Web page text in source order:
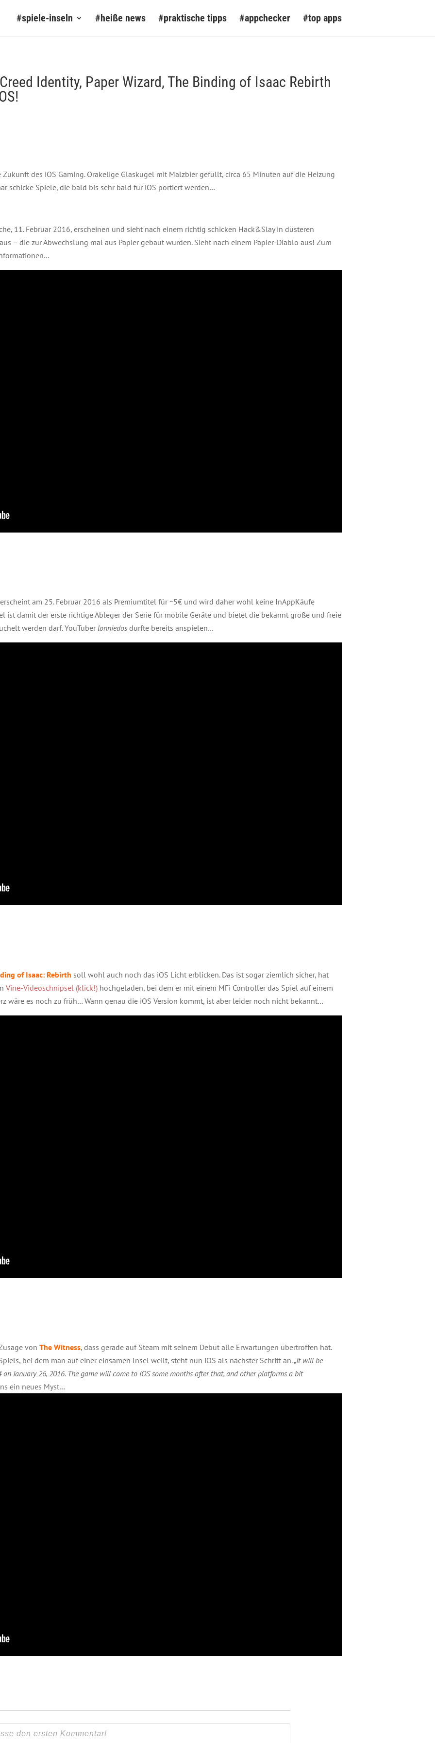
#spiele-inseln #heiße news #praktische tipps #appchecker #top apps
Identity, Paper Wizard, The Binding of Isaac Rebirth
des iOS Gaming. Orakelige Glaskugel mit Malzbier gefüllt, circa 65 Minuten auf die Heizung
schicke Spiele, die bald bis sehr bald für iOS portiert werden…
11. Februar 2016, erscheinen und sieht nach einem richtig schicken Hack&Slay in düsteren
– die zur Abwechslung mal aus Papier gebaut wurden. Sieht nach einem Papier-Diablo aus! Zum
am 25. Februar 2016 als Premiumtitel für ~5€ und wird daher wohl keine InAppKäufe
ist damit der erste richtige Ableger der Serie für mobile Geräte und bietet die bekannt große und freie
werden darf. YouTuber lonniedos durfte bereits anspielen…
of Isaac: Rebirth soll wohl auch noch das iOS Licht erblicken. Das ist sogar ziemlich sicher, hat
Vine-Videoschnipsel (klick!) hochgeladen, bei dem er mit einem MFi Controller das Spiel auf einem
wäre es noch zu früh… Wann genau die iOS Version kommt, ist aber leider noch nicht bekannt…
von The Witness, dass gerade auf Steam mit seinem Debüt alle Erwartungen übertroffen hat.
bei dem man auf einer einsamen Insel weilt, steht nun iOS als nächster Schritt an. „It will be
January 26, 2016. The game will come to iOS some months after that, and other platforms a bit
ein neues Myst…